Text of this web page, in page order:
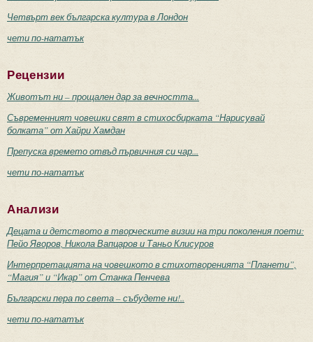
Четвърт век българска култура в Лондон
чети по-нататък
Рецензии
Животът ни – прощален дар за вечността...
Съвременният човешки свят в стихосбирката “Нарисувай
болката” от Хайри Хамдан
Препуска времето отвъд първичния си чар...
чети по-нататък
Анализи
Децата и детството в творческите визии на три поколения поети:
Пейо Яворов, Никола Вапцаров и Таньо Клисуров
Интерпретацията на човешкото в стихотворенията “Планети”,
“Магия” и “Икар” от Станка Пенчева
Български пера по света – събудете ни!..
чети по-нататък